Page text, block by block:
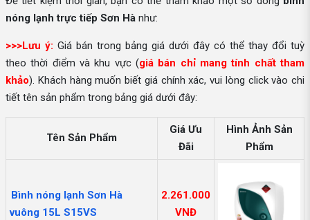
nóng lạnh trực tiếp Sơn Hà như:
>>>Lưu ý: Giá bán trong bảng giá dưới đây có thể thay đổi tuỳ
theo thời điểm và khu vực (giá bán chỉ mang tính chất tham
khảo). Khách hàng muốn biết giá chính xác, vui lòng click vào chi
tiết tên sản phẩm trong bảng giá dưới đây:
Tên Sản Phẩm
Giá Ưu
Đãi
Hình Ảnh Sản
Phẩm
Bình nóng lạnh Sơn Hà
vuông 15L S15VS
2.261.000
VNĐ